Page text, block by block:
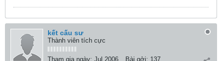
kết cấu sư
Thành viên tích cực
Tham gia ngày: Jul 2006 Bài gởi: 137